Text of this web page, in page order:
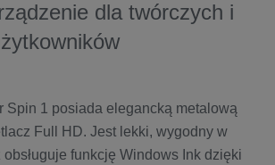
dla twórczych i
Spin 1 posiada elegancką metalową
Full HD. Jest lekki, wygodny w
funkcję Windows Ink dzięki